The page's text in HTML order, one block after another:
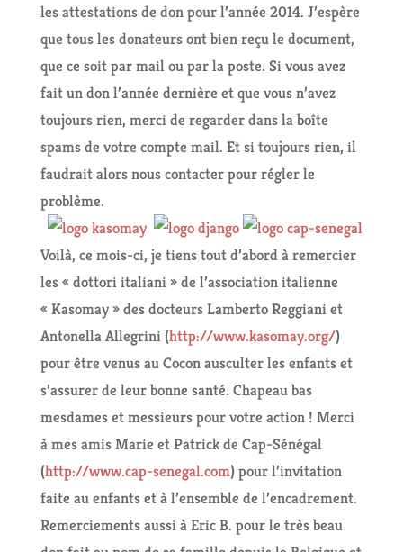
les attestations de don pour l’année 2014. J’espère
que tous les donateurs ont bien reçu le document,
que ce soit par mail ou par la poste. Si vous avez
fait un don l’année dernière et que vous n’avez
toujours rien, merci de regarder dans la boîte
spams de votre compte mail. Et si toujours rien, il
faudrait alors nous contacter pour régler le
problème.
Voilà, ce mois-ci, je tiens tout d’abord à remercier
les « dottori italiani » de l’association italienne
« Kasomay » des docteurs Lamberto Reggiani et
Antonella Allegrini (http://www.kasomay.org/)
pour être venus au Cocon ausculter les enfants et
s’assurer de leur bonne santé. Chapeau bas
mesdames et messieurs pour votre action ! Merci
à mes amis Marie et Patrick de Cap-Sénégal
(http://www.cap-senegal.com) pour l’invitation
faite au enfants et à l’ensemble de l’encadrement.
Remerciements aussi à Eric B. pour le très beau